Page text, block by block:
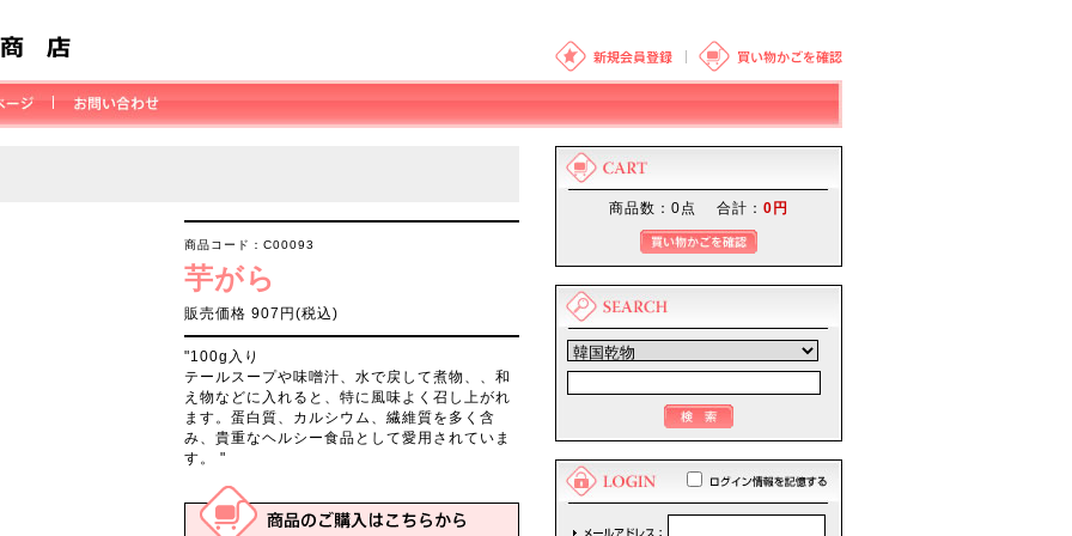
商品コード：C00093
芋がら
販売価格 907円(税込)
"100g入り
テールスープや味噌汁、水で戻して煮物、、和
え物などに入れると、特に風味よく召し上がれ
ます。蛋白質、カルシウム、繊維質を多く含
み、貴重なヘルシー食品として愛用されていま
す。 "
商品数：0点 合計： 0円